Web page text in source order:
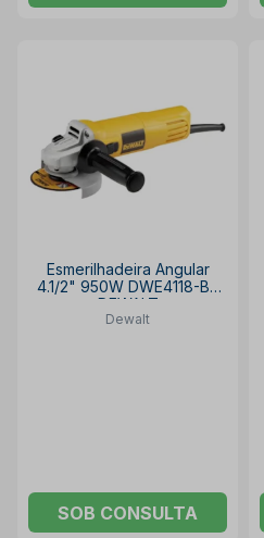
Esmerilhadeira Angular
4.1/2" 950W DWE4118-B2
DEWALT
Dewalt
SOB CONSULTA